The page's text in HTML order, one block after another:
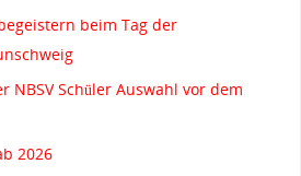
beim Tag der
NBSV Schüler Auswahl vor dem
2026